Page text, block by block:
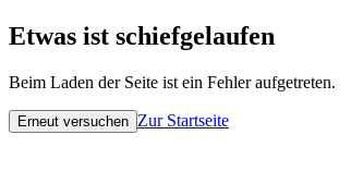
Etwas ist schiefgelaufen
Beim Laden der Seite ist ein Fehler aufgetreten.
Erneut versuchen Zur Startseite